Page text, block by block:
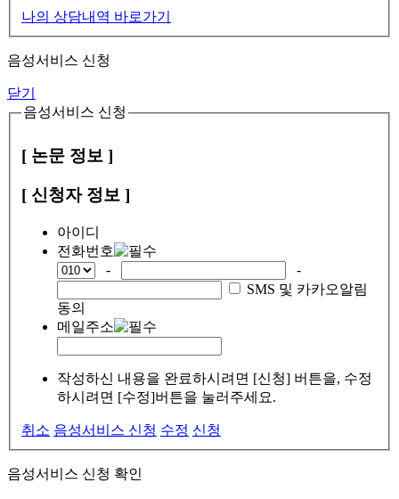
나의 상담내역 바로가기
음성서비스 신청
닫기
음성서비스 신청
[ 논문 정보 ]
[ 신청자 정보 ]
아이디
전화번호
-
-
SMS 및 카카오알림
동의
메일주소
작성하신 내용을 완료하시려면 [신청] 버튼을, 수정
하시려면 [수정]버튼을 눌러주세요.
취소 음성서비스 신청 수정 신청
음성서비스 신청 확인